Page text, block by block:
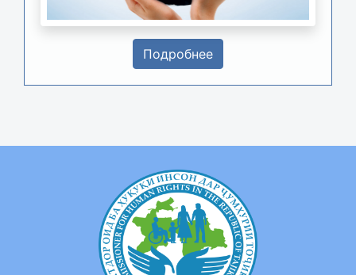
Подробнее